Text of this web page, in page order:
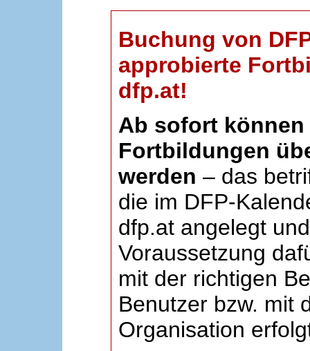
Buchung von
approbierte
dfp.at!
Ab sofort können
Fortbildungen
werden – das
die im DFP-
dfp.at angelegt
Voraussetzung
mit der richtigen
Benutzer bzw. mit
Organisation